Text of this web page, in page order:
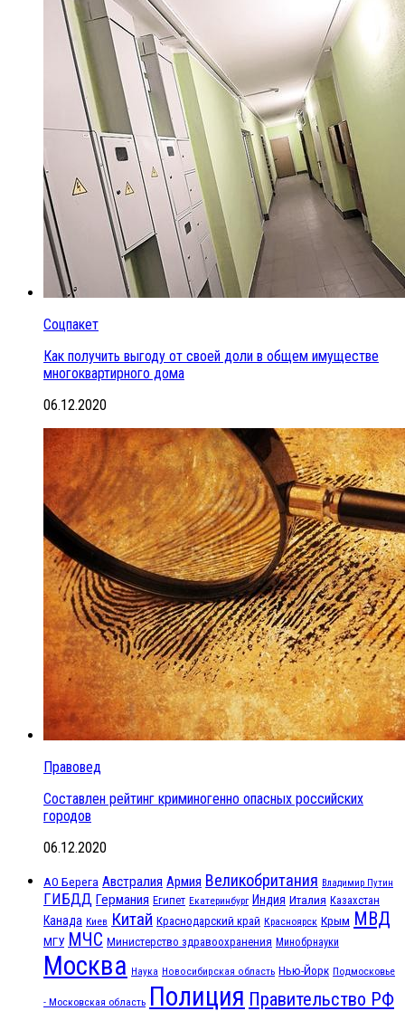
Соцпакет
Как получить выгоду от своей доли в общем имуществе
многоквартирного дома
06.12.2020
Правовед
Составлен рейтинг криминогенно опасных российских
городов
06.12.2020
АО Берега Австралия Армия Великобритания Владимир Путин
ГИБДД Германия Египет Екатеринбург Индия Италия Казахстан
Канада Киев Китай Краснодарский край Красноярск Крым МВД
МГУ МЧС Министерство здравоохранения Минобрнауки
Москва Наука Новосибирская область Нью-Йорк Подмосковье
- Московская область Полиция Правительство РФ